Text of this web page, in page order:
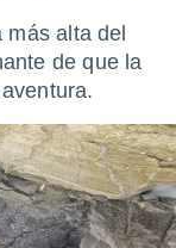
alta del
de que la